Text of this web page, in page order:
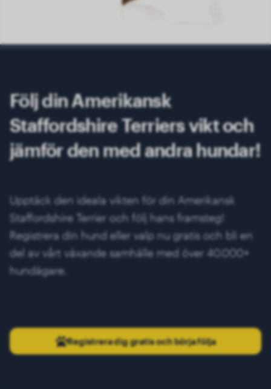
Följ din Amerikansk
Staffordshire Terriers vikt och
jämför den med andra hundar!
Upptäck den ideala vikten för din Amerikansk
Staffordshire Terrier och följ hans framsteg!
Registrera din hund eller valp nu gratis och bli en
del av vårt växande samhälle med över 40.000+
hundägare.
Registrera dig gratis och börja följa